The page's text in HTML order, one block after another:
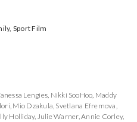
Sport Film
Lengies, Nikki SooHoo, Maddy
, Mio Dzakula, Svetlana Efremova,
Holliday, Julie Warner,Annie Corley,